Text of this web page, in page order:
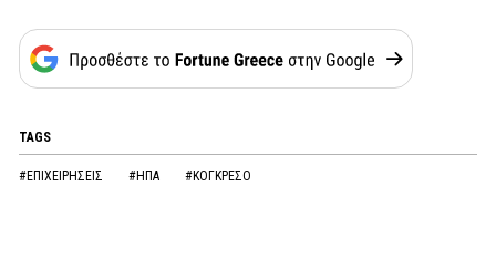
TAGS
#ΕΠΙΧΕΙΡΗΣΕΙΣ #ΗΠΑ #ΚΟΓΚΡΕΣΟ